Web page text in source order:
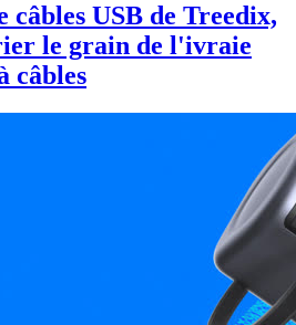
câbles USB de Treedix,
le grain de l'ivraie
câbles